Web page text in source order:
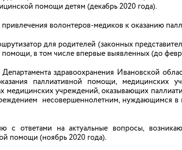
Протасевич посетила
детства» Уполномоченный по правам
детского санаторно-
помощи детям (декабрь 2020 года).
привлечения волонтеров-медиков к оказанию
для родителей (законных
в том числе впервые выявленных (до
Департамента здравоохранения Ивановской
паллиативной помощи, медицинских
медицинских учреждений, оказывающих
несовершеннолетним, нуждающимся
с ответами на актуальные вопросы,
помощи (ноябрь 2020 года).